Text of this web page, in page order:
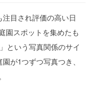
注目され評価の高い日
園スポットを集めたも
という写真関係のサイ
が1つずつ写真つき、